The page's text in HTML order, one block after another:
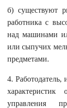
б) существуют
работника с
над машинами
или сыпучих
предметами.
4. Работодатель,
управления